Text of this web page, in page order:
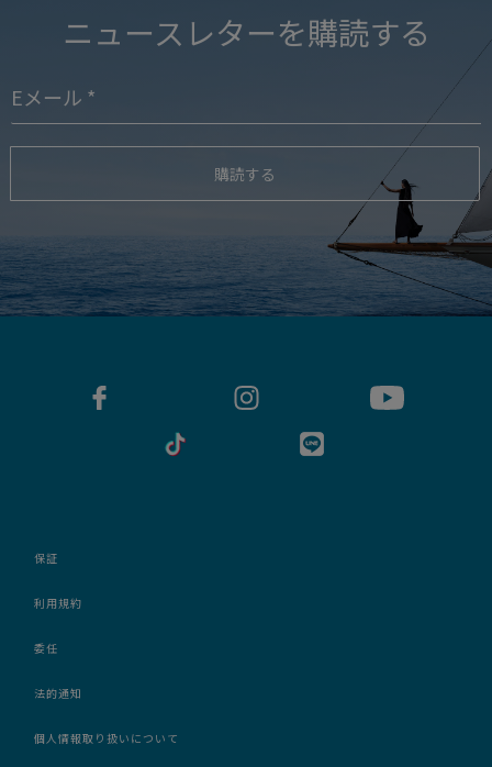
ニュースレターを購読する
購読する
保証
利用規約
委任
法的通知
個人情報取り扱いについて